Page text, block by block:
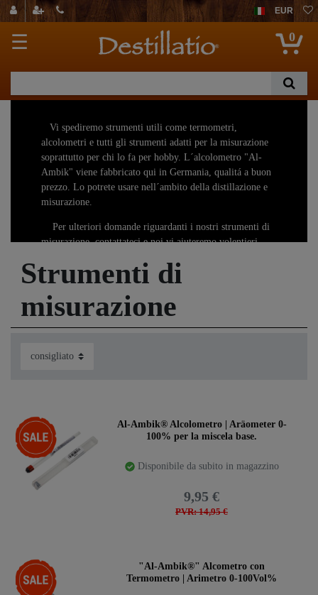
EUR
☰ 0
Vi spediremo strumenti utili come termometri,
alcolometri e tutti gli strumenti adatti per la misurazione
soprattutto per chi lo fa per hobby. L´alcolometro "Al-
Ambik" viene fabbricato qui in Germania, qualitá a buon
prezzo. Lo potrete usare nell´ambito della distillazione e
misurazione.
Per ulteriori domande riguardanti i nostri strumenti di
misurazione, contattateci e noi vi aiuteremo volentieri.
Strumenti di
misurazione
-33%
Al-Ambik® Alcolometro | Aräometer 0-
100% per la miscela base.
Disponibile da subito in magazzino
PVR: 14,95 €
9,95 €
-28%
"Al-Ambik®" Alcometro con
Termometro | Arimetro 0-100Vol%